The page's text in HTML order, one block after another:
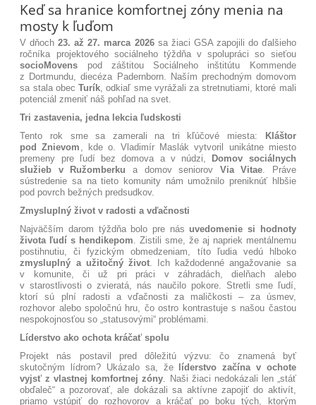
Keď sa hranice komfortnej zóny menia na
mosty k ľuďom
V dňoch23. až 27. marca 2026sa žiaci GSA zapojili do ďalšieho
ročníka projektového sociálneho týždňa v spolupráci so sieťou
socioMovens pod záštitou Sociálneho inštitútu Kommende
z Dortmundu, diecéza Padernborn. Naším prechodným domovom
sa stala obecTurík, odkiaľ sme vyrážali za stretnutiami, ktoré mali
potenciál zmeniť náš pohľad na svet.
Tri zastavenia, jedna lekcia ľudskosti
Tento rok sme sa zamerali na tri kľúčové miesta:
Kláštor
pod Znievom , kde o. Vladimír Maslák vytvoril unikátne miesto
premeny pre ľudí bez domova a v núdzi,
Domov sociálnych
služieb v Ružomberku a domov seniorov Via Vitae. Práve
sústredenie sa na tieto komunity nám umožnilo preniknúť hlbšie
pod povrch bežných predsudkov.
Zmysluplný život v radosti a vďačnosti
Najväčším darom týždňa bolo pre násuvedomenie si hodnoty
života ľudí s hendikepom. Zistili sme, že aj napriek mentálnemu
postihnutiu, či fyzickým obmedzeniam, títo ľudia vedú hlboko
zmysluplný a užitočný život. Ich každodenné angažovanie sa
v komunite, či už pri práci v záhradách, dielňach alebo
v starostlivosti o zvieratá, nás naučilo pokore. Stretli sme ľudí,
ktorí sú plní radosti a vďačnosti za maličkosti – za úsmev,
rozhovor alebo spoločnú hru, čo ostro kontrastuje s našou častou
nespokojnosťou so „statusovými“ problémami.
Líderstvo ako ochota kráčať spolu
Projekt nás postavil pred dôležitú výzvu: čo znamená byť
skutočným lídrom? Ukázalo sa, že
líderstvo začína v ochote
vyjsť z vlastnej komfortnej zóny. Naši žiaci nedokázali len „stáť
obďaleč“ a pozorovať, ale dokázali sa aktívne zapojiť do aktivít,
priamo vstúpiť do rozhovorov a kráčať po boku tých, ktorým